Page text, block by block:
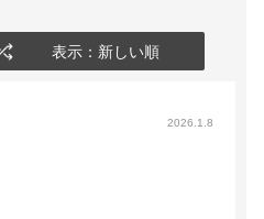
表示：新しい順
2026.1.8